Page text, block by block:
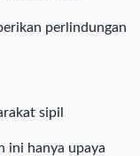
perlindungan
sipil
ini hanya upaya